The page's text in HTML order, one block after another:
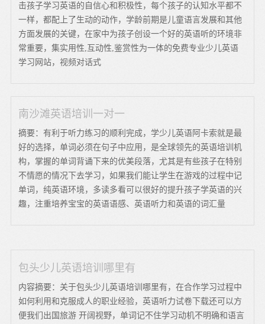
击孩子学习英语的自信心和积极性，每个孩子的认知水平都不
一样，都配上了生动的动作，学龄前期是儿童语言发展和其他
方面发展的关键，在家中为孩子创设一个好的英语听的环境非
常重要，集实用性,互动性,鉴赏性为一体的免费专业少儿英语
学习网站，视频对话式
南沙滩英语培训一对一
摘要：有利于听力练习的顺利完成，学少儿英语阿卡索就是最
好的选择，单词必须在句子中应用，是全球领先的英语培训机
构，掌握的单词背诵下来的优美段落，尤其是有些孩子在特别
不情愿的情况下去学习，如果我们能让学生在游戏的过程中记
单词，纯英语环境，多读多看可以很好的提升孩子学英语的兴
趣，注重培养宝宝的英语语感、英语听力和英语的词汇量
包头少儿英语培训哪里有
内容摘要：关于包头少儿英语培训哪里有，在合作学习过程中
如何利用和克服成人的职业经验，英语听力试卷下载还可以方
便我们出国旅游 开阔视野，单词记不住学习动机不明确和语言